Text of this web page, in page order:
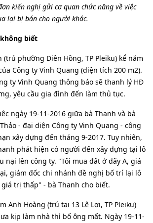
kiến nghị gửi cơ quan chức năng về việc
lại bị bán cho người khác.
biết
(trú phường Diên Hồng, TP Pleiku) kể năm
Công ty Vinh Quang (diện tích 200 m2).
ty Vinh Quang thông báo sẽ thanh lý HĐ
yêu cầu gia đình đến làm thủ tục.
ngày 19-11-2016 giữa bà Thanh và bà
- đại diện Công ty Vinh Quang - công
xây dựng đến tháng 9-2017. Tuy nhiên,
phát hiện có người đến xây dựng tại lô
nại lên công ty. "Tôi mua đất ở dãy A, giá
giám đốc chi nhánh đề nghị bố trí lại lô
trị thấp" - bà Thanh cho biết.
Anh Hoàng (trú tại 13 Lê Lợi, TP Pleiku)
kịp làm nhà thì bố ông mất. Ngày 19-11-